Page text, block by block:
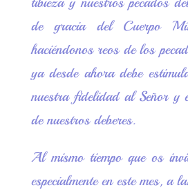
de gracia del Cuerpo
haciéndonos reos de los
ya desde ahora debe
nuestra fidelidad al Señor y
de nuestros deberes.
Al mismo tiempo que os
especialmente en este mes, a